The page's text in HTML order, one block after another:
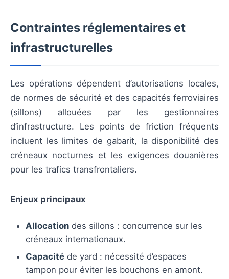
Contraintes réglementaires et
infrastructurelles
Les opérations dépendent d’autorisations locales,
de normes de sécurité et des capacités ferroviaires
(sillons) allouées par les gestionnaires
d’infrastructure. Les points de friction fréquents
incluent les limites de gabarit, la disponibilité des
créneaux nocturnes et les exigences douanières
pour les trafics transfrontaliers.
Enjeux principaux
Allocation des sillons : concurrence sur les
créneaux internationaux.
Capacité de yard : nécessité d’espaces
tampon pour éviter les bouchons en amont.